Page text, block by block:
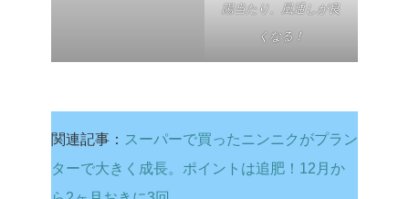
陽当たり、風通しが良
くなる！
関連記事： スーパーで買ったニンニクがプラン
ターで大きく成長。ポイントは追肥！12月か